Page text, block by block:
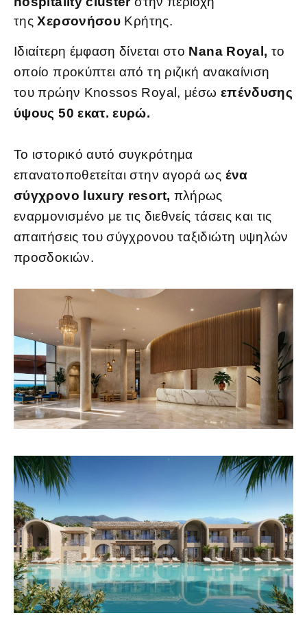
τηςΧερσονήσου Κρήτης.
Ιδιαίτερη έμφαση δίνεται στο Nana Royal, το
οποίο προκύπτει από τη ριζική ανακαίνιση
του πρώην Knossos Royal, μέσω επένδυσης
ύψους 50 εκατ. ευρώ.
Το ιστορικό αυτό συγκρότημα
επανατοποθετείται στην αγορά ως ένα
σύγχρονο luxury resort, πλήρως
εναρμονισμένο με τις διεθνείς τάσεις και τις
απαιτήσεις του σύγχρονου ταξιδιώτη υψηλών
προσδοκιών.